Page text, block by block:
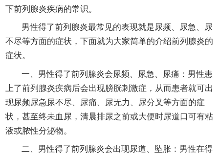
下前列腺炎疾病的常识。
男性得了前列腺炎最常见的表现就是尿频、尿急、尿
不尽等方面的症状，下面就为大家简单的介绍前列腺炎的
症状。
一、男性得了前列腺炎会尿频、尿急、尿痛：男性患
上了前列腺炎疾病后会出现膀胱刺激症，从而患者就可出
现尿频尿急尿不尽、尿痛、尿无力、尿分叉等方面的症
状，甚至终未血尿，清晨排尿之前或大便时尿道口可有粘
液或脓性分泌物。
二、男性得了前列腺炎会出现尿道、坠胀：男性在得